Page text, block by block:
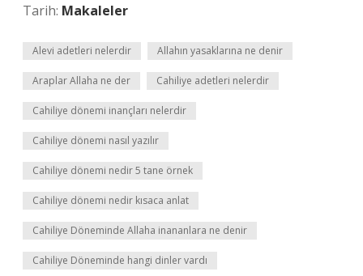
Tarih: Makaleler
Alevi adetleri nelerdir Allahın yasaklarına ne denir
Araplar Allaha ne der Cahiliye adetleri nelerdir
Cahiliye dönemi inançları nelerdir
Cahiliye dönemi nasıl yazılır
Cahiliye dönemi nedir 5 tane örnek
Cahiliye dönemi nedir kısaca anlat
Cahiliye Döneminde Allaha inananlara ne denir
Cahiliye Döneminde hangi dinler vardı